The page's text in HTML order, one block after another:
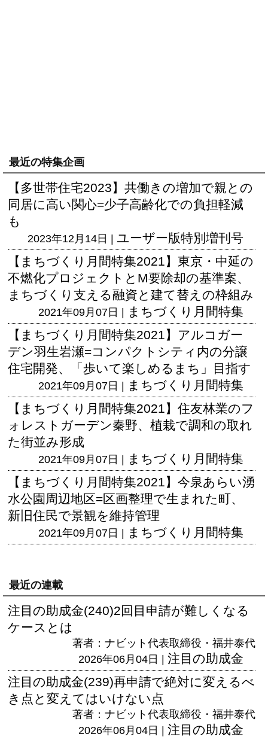
最近の特集企画
【多世帯住宅2023】共働きの増加で親との
同居に高い関心=少子高齢化での負担軽減
も
2023年12月14日 | ユーザー版特別増刊号
【まちづくり月間特集2021】東京・中延の
不燃化プロジェクトとM要除却の基準案、
まちづくり支える融資と建て替えの枠組み
2021年09月07日 | まちづくり月間特集
【まちづくり月間特集2021】アルコガー
デン羽生岩瀬=コンパクトシティ内の分譲
住宅開発、「歩いて楽しめるまち」目指す
2021年09月07日 | まちづくり月間特集
【まちづくり月間特集2021】住友林業のフ
ォレストガーデン秦野、植栽で調和の取れ
た街並み形成
2021年09月07日 | まちづくり月間特集
【まちづくり月間特集2021】今泉あらい湧
水公園周辺地区=区画整理で生まれた町、
新旧住民で景観を維持管理
2021年09月07日 | まちづくり月間特集
最近の連載
注目の助成金(240)2回目申請が難しくなる
ケースとは
著者：ナビット代表取締役・福井泰代
2026年06月04日 | 注目の助成金
注目の助成金(239)再申請で絶対に変えるべ
き点と変えてはいけない点
著者：ナビット代表取締役・福井泰代
2026年06月04日 | 注目の助成金